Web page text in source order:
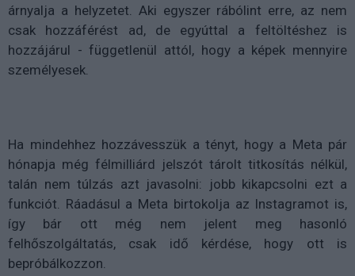
árnyalja a helyzetet. Aki egyszer rábólint erre, az nem
csak hozzáférést ad, de egyúttal a feltöltéshez is
hozzájárul - függetlenül attól, hogy a képek mennyire
személyesek.
Ha mindehhez hozzávesszük a tényt, hogy a Meta pár
hónapja még félmilliárd jelszót tárolt titkosítás nélkül,
talán nem túlzás azt javasolni: jobb kikapcsolni ezt a
funkciót. Ráadásul a Meta birtokolja az Instagramot is,
így bár ott még nem jelent meg hasonló
felhőszolgáltatás, csak idő kérdése, hogy ott is
bepróbálkozzon.